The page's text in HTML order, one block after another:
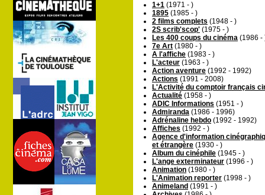
1+1 (1971 - )
1895 (1985 - )
2 films complets (1948 - )
2S scrib'scop' (1975 - )
Les 400 coups du cinéma (1986 -
7e Art (1980 - )
A l'affiche (1983 - )
L'acteur (1963 - )
Action aventure (1992 - 1992)
Actions (1991 - 2008)
L'Activité du comptoir français
Actualité (1958 - )
ADIC Informations (1951 - )
Admiranda (1986 - 1996)
Adrénaline hebdo (1992 - 1992)
Affiches (1992 - )
Agence d'information
et étrangère (1930 - )
Album du cinéphile (1945 - )
L'ange exterminateur (1996 - )
Animation (1980 - )
L'Animation reporter (1998 - )
Animeland (1991 - )